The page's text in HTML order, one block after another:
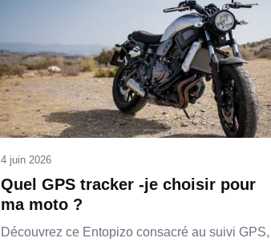
4 juin 2026
Quel GPS tracker -je choisir pour
ma moto ?
Découvrez ce Entopizo consacré au suivi GPS,